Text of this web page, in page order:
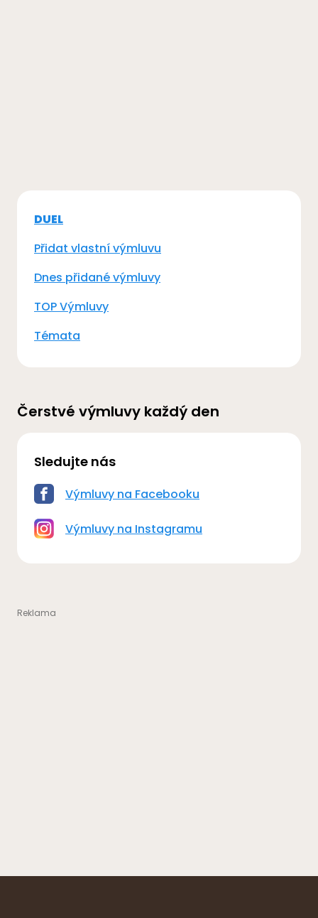
DUEL
Přidat vlastní výmluvu
Dnes přidané výmluvy
TOP Výmluvy
Témata
Čerstvé výmluvy každý den
Sledujte nás
Výmluvy na Facebooku
Výmluvy na Instagramu